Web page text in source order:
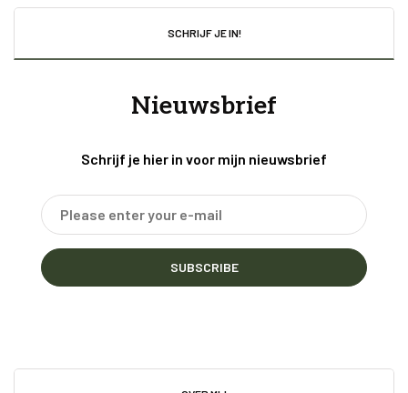
SCHRIJF JE IN!
Nieuwsbrief
Schrijf je hier in voor mijn nieuwsbrief
SUBSCRIBE